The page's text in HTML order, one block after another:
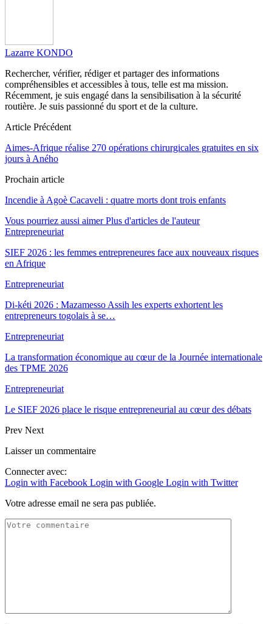
Lazarre KONDO
Rechercher, vérifier, rédiger et partager des informations
compréhensibles et accessibles à tous, telle est ma mission.
Récemment, je suis engagé dans la sensibilisation à la sécurité
routière. Je suis passionné du sport et de la culture.
Article Précédent
Aimes-Afrique réalise 270 opérations chirurgicales gratuites en six
jours à Aného
Prochain article
Incendie à Agoè Cacaveli : quatre morts dont trois enfants
Vous pourriez aussi aimer Plus d'articles de l'auteur
Entrepreneuriat
SIEF 2026 : les femmes entrepreneures face aux nouveaux risques
en Afrique
Entrepreneuriat
Di-kéti 2026 : Mazamesso Assih les experts exhortent les
entrepreneurs togolais à se…
Entrepreneuriat
La transformation économique au cœur de la Journée internationale
des TPME 2026
Entrepreneuriat
Le SIEF 2026 place le risque entrepreneurial au cœur des débats
Prev Next
Laisser un commentaire
Connecter avec:
Login with Facebook Login with Google Login with Twitter
Votre adresse email ne sera pas publiée.